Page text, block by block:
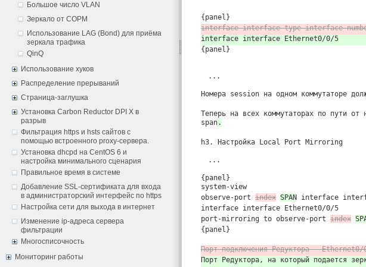
Большое число VLAN
Зеркало от СОРМ
Использование LAG (Bond) для приёма
зеркала трафика
QinQ
Использование хуков
Распределение прерываний
Страница-заглушка
Установка Carbon Reductor DPI X в
разрыв
Фильтрация https и hsts сайтов с
помощью встроенного proxy-сервера.
Установка dhcpd на CentOS 6 и
настройка минимального сценария
Правильное время в системе
Добавление SSL-сертификата для входа
в администраторский интерфейс по https
Настройка сети для выхода в интернет
Изменение ip-адреса сервера
фильтрации
Многосписочность
Мониторинг работы
{panel}
interface interface-type interface-
interface interface Ethernet0/0/5
{panel}
...
Номера session на одном коммутаторе
Теперь на всех коммутаторах по пути от
span.
h3. Настройка Local Port Mirroring
...
{panel}
system-view
observe-port index SPAN interface
interface interface Ethernet0/0/5
port-mirroring to observe-port index
{panel}
Порт подключения Редуктора - Ethernet0/
Порт Редуктора, на который подается